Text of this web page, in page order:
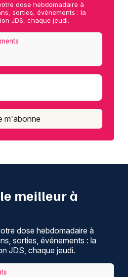
dose hebdomadaire à
sorties, événements : la
JDS, chaque jeudi.
m'abonne
meilleur à
dose hebdomadaire à
sorties, événements : la
JDS, chaque jeudi.